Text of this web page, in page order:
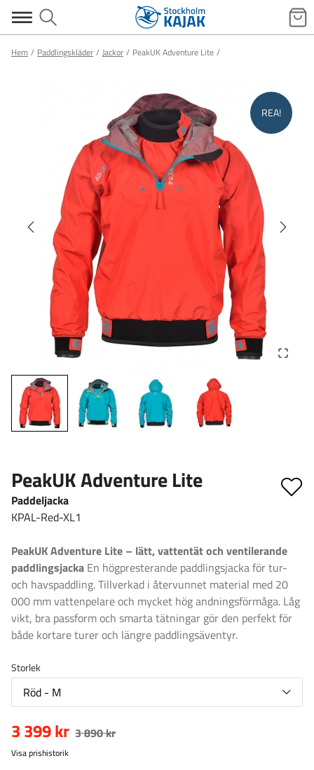
Hem Paddlingskläder Jackor PeakUK Adventure Lite
REA!
PeakUK Adventure Lite
Paddeljacka
KPAL-Red-XL1
PeakUK Adventure Lite – lätt, vattentät och ventilerande
paddlingsjacka En högpresterande paddlingsjacka för tur-
och havspaddling. Tillverkad i återvunnet material med 20
000 mm vattenpelare och mycket hög andningsförmåga. Låg
vikt, bra passform och smarta tätningar gör den perfekt för
både kortare turer och längre paddlingsäventyr.
Storlek
Röd - M
3 399 kr 3 890 kr
Visa prishistorik